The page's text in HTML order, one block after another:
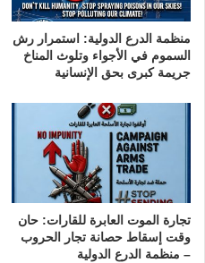
منظمة الدرع الدولية: استمرار رش
السموم في الأجواء وتلوث المناخ
جريمة كبرى بحق الإنسانية
تجارة الموت العابرة للقارات: حان
وقت إسقاط حصانة تجار الحروب
– منظمة الدرع الدولية